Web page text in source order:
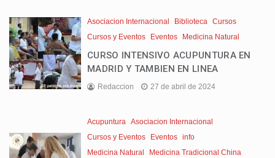
Asociacion Internacional Biblioteca
Cursos
Cursos y Eventos
Eventos Medicina Natural
CURSO INTENSIVO ACUPUNTURA EN
MADRID Y TAMBIEN EN LINEA
Redaccion 27 de abril de 2024
Acupuntura
Asociacion Internacional
Cursos y Eventos
Eventos info
Medicina Natural
Medicina Tradicional China